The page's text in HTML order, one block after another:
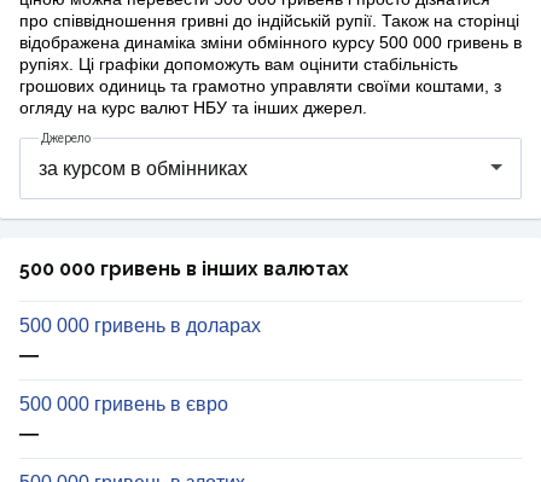
про співвідношення гривні до індійській рупії. Також на сторінці
відображена динаміка зміни обмінного курсу 500 000 гривень в
рупіях. Ці графіки допоможуть вам оцінити стабільність
грошових одиниць та грамотно управляти своїми коштами, з
огляду на курс валют НБУ та інших джерел.
Джерело
500 000 гривень в інших валютах
500 000 гривень в доларах
—
500 000 гривень в євро
—